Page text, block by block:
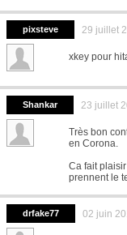
pixsteve 29 juillet
xkey pour
Shankar 23 juillet
Très bon
en Corona.
Ca fait
prennent le
drfake77 02 juin